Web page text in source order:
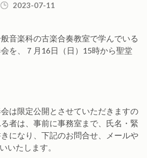
2023-07-11
音楽科の古楽合奏教室で学んでいる
を、７月16日（日）15時から聖堂
は限定公開とさせていただきますの
者は、事前に事務室まで、氏名・緊
になり、下記のお問合せ、メールや
いたします。